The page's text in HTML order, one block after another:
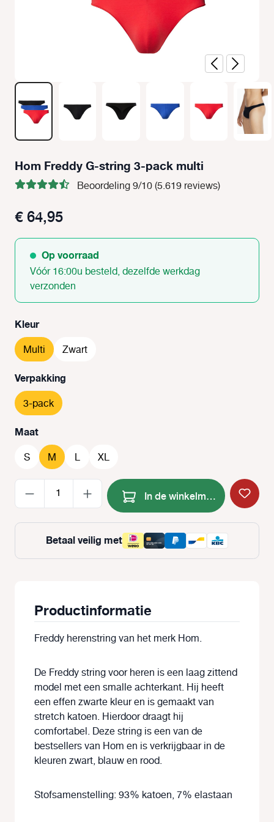
Hom Freddy G-string 3-pack multi
Beoordeling 9/10 (5.619 reviews)
€ 64,95
Op voorraad
Vóór 16:00u besteld, dezelfde werkdag
verzonden
Selecteer
Kleur
Multi Zwart
Selecteer
Verpakking
3-pack
Selecteer
Maat
S M L XL
Producthoeveelheid: Voer
In de winkelmand
Betaal veilig met
Productinformatie
Freddy herenstring van het merk Hom.
De Freddy string voor heren is een laag zittend
model met een smalle achterkant. Hij heeft
een effen zwarte kleur en is gemaakt van
stretch katoen. Hierdoor draagt hij
comfortabel. Deze string is een van de
bestsellers van Hom en is verkrijgbaar in de
kleuren zwart, blauw en rood.
Stofsamenstelling: 93% katoen, 7% elastaan